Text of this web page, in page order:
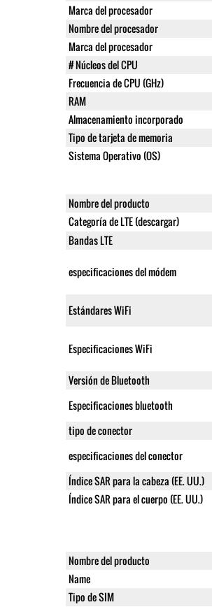
Marca del procesador
Nombre del procesador
Marca del procesador
# Núcleos del CPU
Frecuencia de CPU (GHz)
RAM
Almacenamiento incorporado
Tipo de tarjeta de memoria
Sistema Operativo (OS)
Nombre del producto
Categoría de LTE (descargar)
Bandas LTE
especificaciones del módem
Estándares WiFi
Especificaciones WiFi
Versión de Bluetooth
Especificaciones bluetooth
tipo de conector
especificaciones del conector
Índice SAR para la cabeza (EE. UU.)
Índice SAR para el cuerpo (EE. UU.)
Nombre del producto
Name
Tipo de SIM